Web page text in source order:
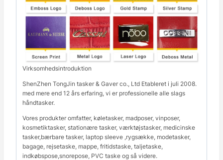
Virksomhedsintroduktion
ShenZhen TongJin tasker & Gaver co., Ltd Etableret i juli 2008.
med mere end 12 års erfaring, vi er professionelle alle slags
håndtasker.
Vores produkter omfatter, køletasker, madposer, vinposer,
kosmetiktasker, stationære tasker, værktøjstasker, medicinske
tasker,bærbare tasker, laptop sleeve ,rygsække, modetasker,
bagage, rejsetaske, mappe, fritidstaske, taljetaske,
indkøbspose,snorepose, PVC taske og så videre.